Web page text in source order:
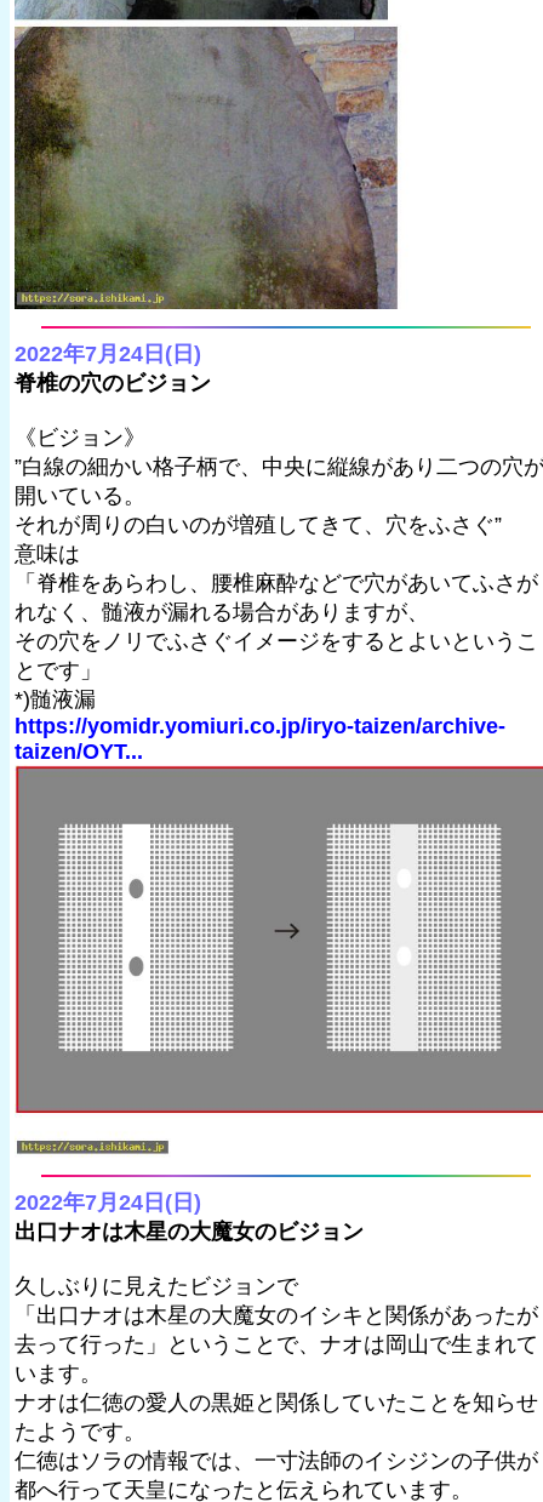
2022年7月24日(日)
脊椎の穴のビジョン
《ビジョン》
”白線の細かい格子柄で、中央に縦線があり二つの穴
開いている。
それが周りの白いのが増殖してきて、穴をふさぐ”
意味は
「脊椎をあらわし、腰椎麻酔などで穴があいてふさが
れなく、髄液が漏れる場合がありますが、
その穴をノリでふさぐイメージをするとよいというこ
とです」
*)髄液漏
https://yomidr.yomiuri.co.jp/iryo-taizen/archive-
taizen/OYT...
2022年7月24日(日)
出口ナオは木星の大魔女のビジョン
久しぶりに見えたビジョンで
「出口ナオは木星の大魔女のイシキと関係があったが
去って行った」ということで、ナオは岡山で生まれて
います。
ナオは仁徳の愛人の黒姫と関係していたことを知らせ
たようです。
仁徳はソラの情報では、一寸法師のイシジンの子供が
都へ行って天皇になったと伝えられています。